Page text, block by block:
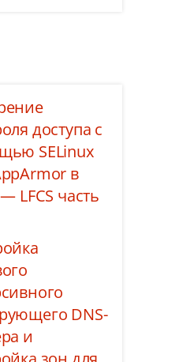
доступа с
SELinux
в
LFCS часть
DNS-
и